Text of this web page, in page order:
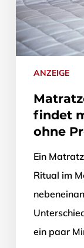
ANZEIGE
findet
ohne
Ein
Ritual im
ein paar